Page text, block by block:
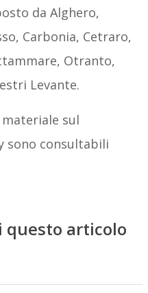
da Alghero,
Carbonia, Cetraro,
Otranto,
Levante.
sul
sono consultabili
questo articolo